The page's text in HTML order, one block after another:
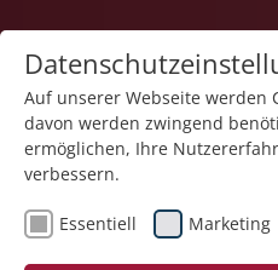
Auf unserer Webseite werden
davon werden zwingend
ermöglichen, Ihre
verbessern.
Essentiell Marketing